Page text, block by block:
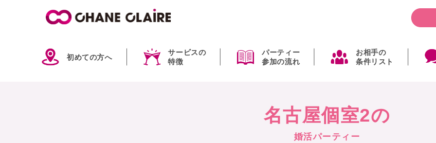
初めての方へ
サービスの
特徴
パーティー
参加の流れ
お相手の
条件リスト
名古屋個室2の
婚活パーティー